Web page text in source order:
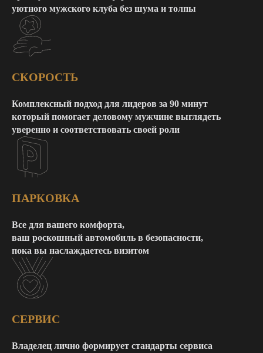
уютного мужского клуба без шума и толпы
СКОРОСТЬ
Комплексный подход для лидеров за 90 минут
который помогает деловому мужчине выглядеть
уверенно и соответствовать своей роли
ПАРКОВКА
Все для вашего комфорта,
ваш роскошный автомобиль в безопасности,
пока вы наслаждаетесь визитом
СЕРВИС
Владелец лично формирует стандарты сервиса